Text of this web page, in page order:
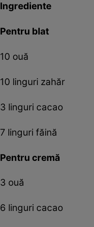
Ingrediente
Pentru blat
10 ouă
10 linguri zahăr
3 linguri cacao
7 linguri făină
Pentru cremă
3 ouă
6 linguri cacao